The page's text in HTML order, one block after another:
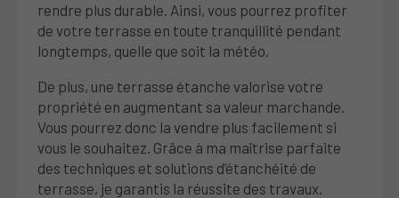
rendre plus durable. Ainsi, vous pourrez profiter
de votre terrasse en toute tranquillité pendant
longtemps, quelle que soit la météo.
De plus, une terrasse étanche valorise votre
propriété en augmentant sa valeur marchande.
Vous pourrez donc la vendre plus facilement si
vous le souhaitez. Grâce à ma maîtrise parfaite
des techniques et solutions d’étanchéité de
terrasse, je garantis la réussite des travaux.